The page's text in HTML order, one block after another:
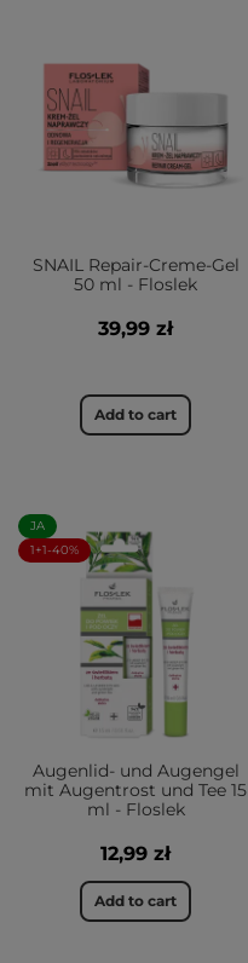
SNAIL Repair-Creme-Gel
50 ml - Floslek
39,99 zł
Add to cart
JA
1+1-40%
Augenlid- und Augengel
mit Augentrost und Tee 15
ml - Floslek
12,99 zł
Add to cart